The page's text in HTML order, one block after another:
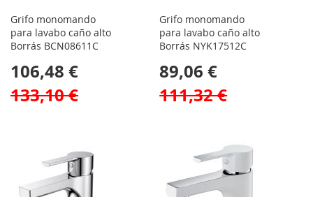
Grifo monomando
para lavabo caño alto
Borrás BCN08611C
106,48 €
133,10 €
Grifo monomando
para lavabo caño alto
Borrás NYK17512C
89,06 €
111,32 €